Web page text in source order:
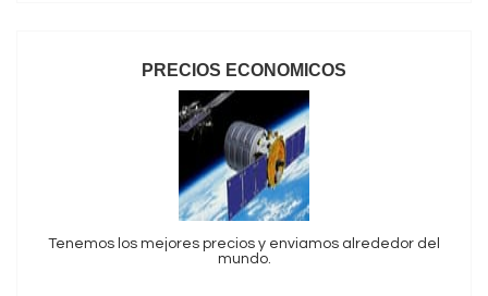
PRECIOS ECONOMICOS
Tenemos los mejores precios y enviamos alrededor del
mundo.